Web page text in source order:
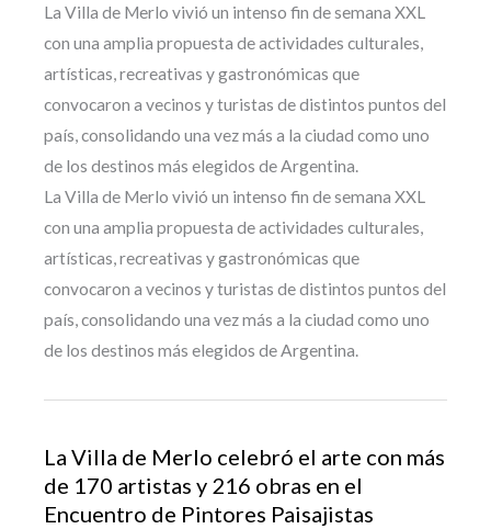
La Villa de Merlo vivió un intenso fin de semana XXL
con una amplia propuesta de actividades culturales,
artísticas, recreativas y gastronómicas que
convocaron a vecinos y turistas de distintos puntos del
país, consolidando una vez más a la ciudad como uno
de los destinos más elegidos de Argentina.
La Villa de Merlo vivió un intenso fin de semana XXL
con una amplia propuesta de actividades culturales,
artísticas, recreativas y gastronómicas que
convocaron a vecinos y turistas de distintos puntos del
país, consolidando una vez más a la ciudad como uno
de los destinos más elegidos de Argentina.
La Villa de Merlo celebró el arte con más
de 170 artistas y 216 obras en el
Encuentro de Pintores Paisajistas